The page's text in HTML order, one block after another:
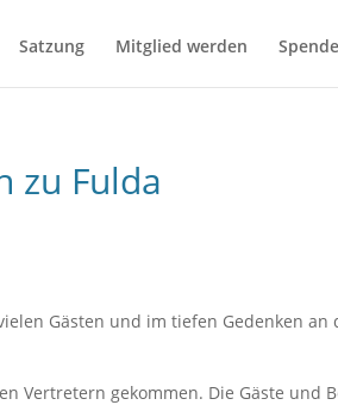
Satzung Mitglied werden
zu Fulda
Gästen und im tiefen Gedenken an
Vertretern gekommen. Die Gäste und